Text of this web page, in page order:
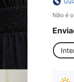
Não é